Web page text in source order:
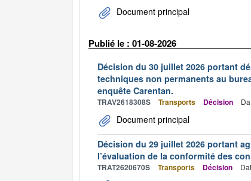
Document principal
Publié le : 01-08-2026
Décision du 30 juillet 2026 portant
techniques non permanents au
enquête Carentan.
TRAV2618308S Transports Décision
Document principal
Décision du 29 juillet 2026 portant
l’évaluation de la conformité des
TRAT2620670S Transports Décision